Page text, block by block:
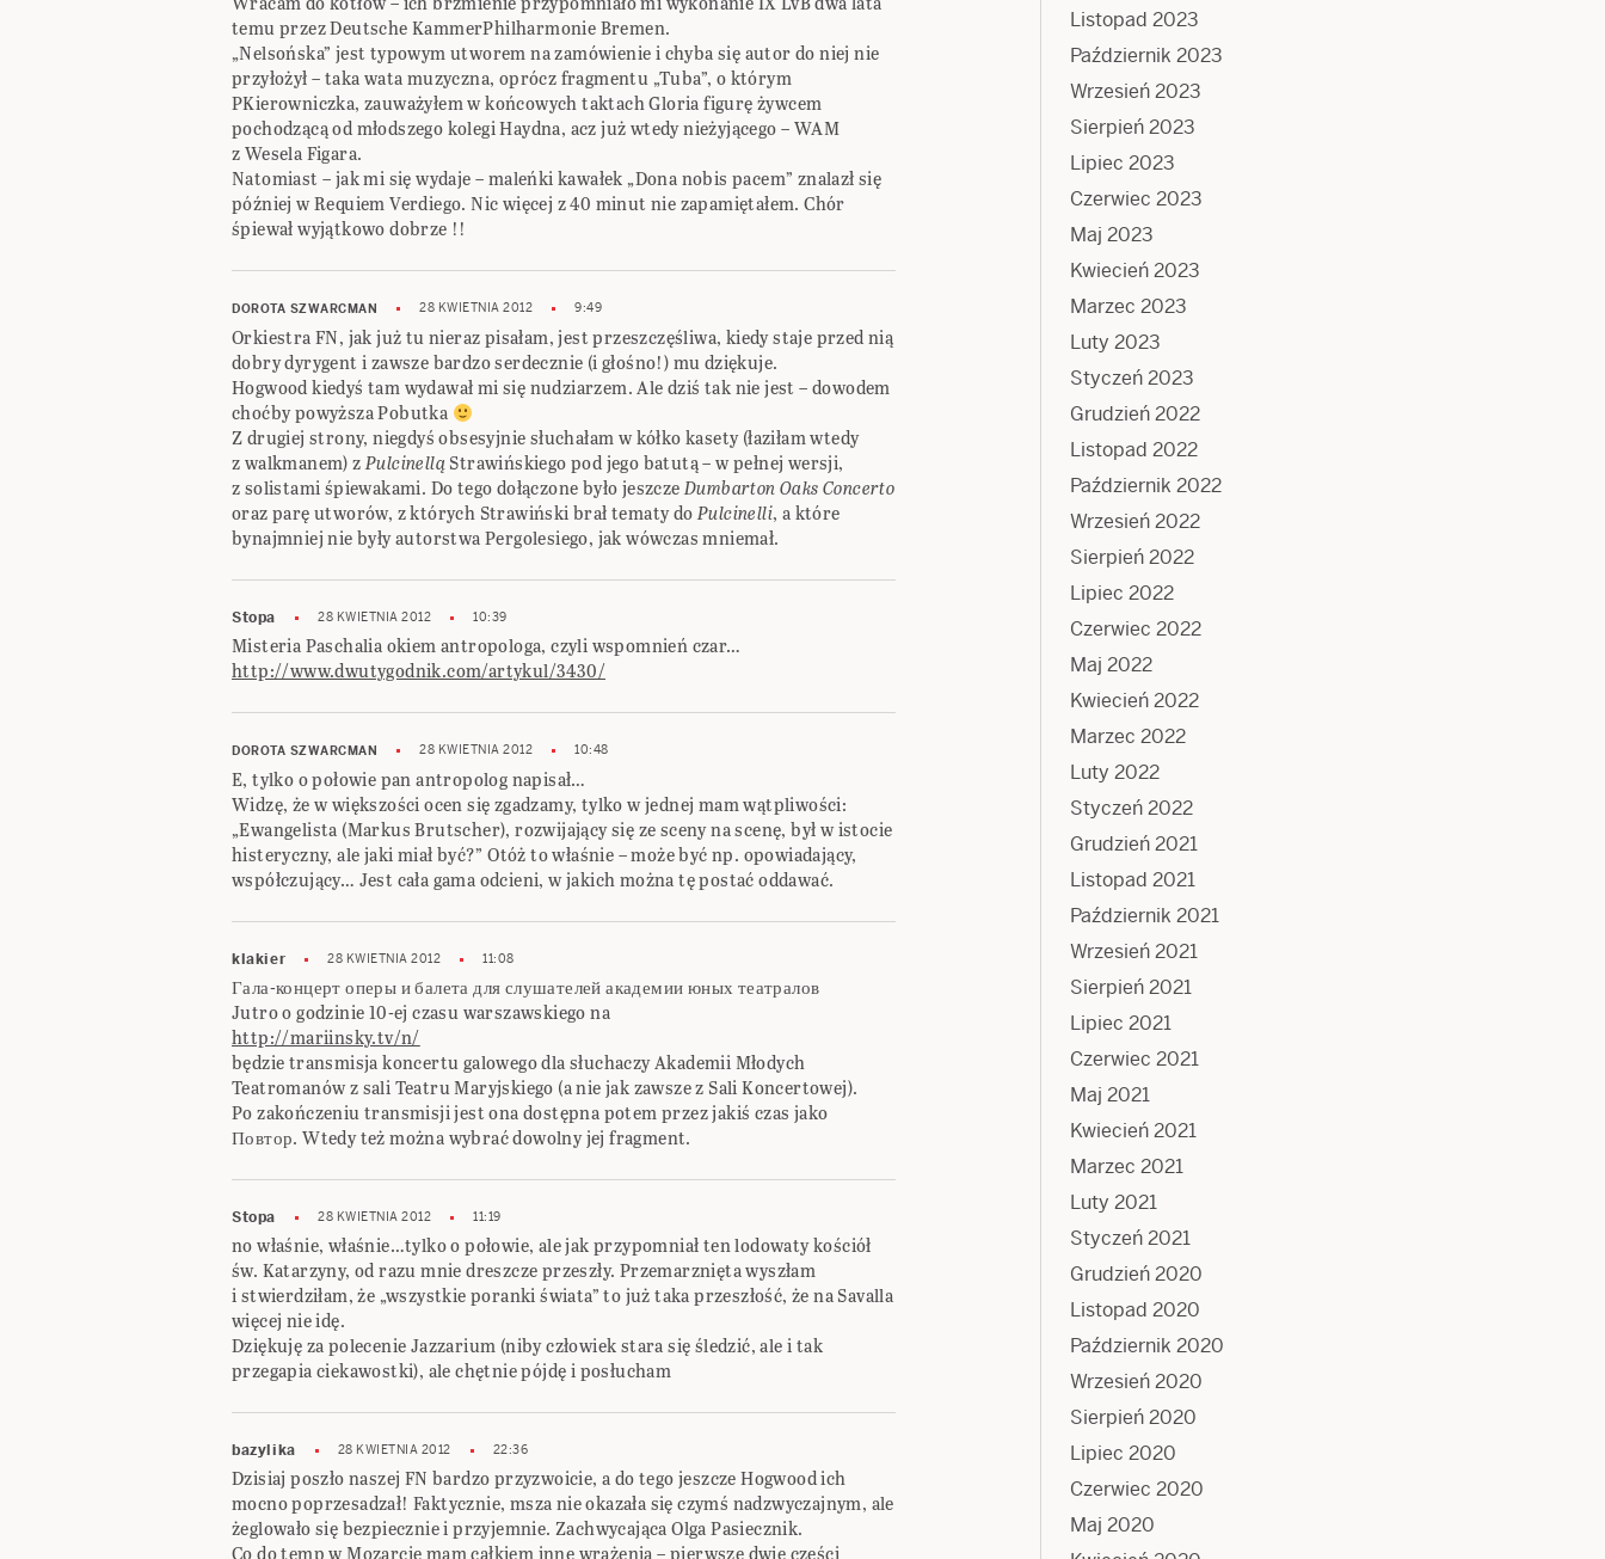
temu przez Deutsche KammerPhilharmonie Bremen.
„Nelsońska” jest typowym utworem na zamówienie i chyba się autor do niej nie
przyłożył – taka wata muzyczna, oprócz fragmentu „Tuba”, o którym
PKierowniczka, zauważyłem w końcowych taktach Gloria figurę żywcem
pochodzącą od młodszego kolegi Haydna, acz już wtedy nieżyjącego – WAM
z Wesela Figara.
Natomiast – jak mi się wydaje – maleńki kawałek „Dona nobis pacem” znalazł się
później w Requiem Verdiego. Nic więcej z 40 minut nie zapamiętałem. Chór
śpiewał wyjątkowo dobrze !!
DOROTA SZWARCMAN 28 KWIETNIA 2012 9:49
Orkiestra FN, jak już tu nieraz pisałam, jest przeszczęśliwa, kiedy staje przed nią
dobry dyrygent i zawsze bardzo serdecznie (i głośno!) mu dziękuje.
Hogwood kiedyś tam wydawał mi się nudziarzem. Ale dziś tak nie jest – dowodem
choćby powyższa Pobutka
Z drugiej strony, niegdyś obsesyjnie słuchałam w kółko kasety (łaziłam wtedy
z walkmanem) zPulcinelląStrawińskiego pod jego batutą – w pełnej wersji,
z solistami śpiewakami. Do tego dołączone było jeszczeDumbarton Oaks Concerto
oraz parę utworów, z których Strawiński brał tematy doPulcinelli, a które
bynajmniej nie były autorstwa Pergolesiego, jak wówczas mniemał.
Stopa 28 KWIETNIA 2012 10:39
Misteria Paschalia okiem antropologa, czyli wspomnień czar…
http://www.dwutygodnik.com/artykul/3430/
DOROTA SZWARCMAN 28 KWIETNIA 2012 10:48
E, tylko o połowie pan antropolog napisał…
Widzę, że w większości ocen się zgadzamy, tylko w jednej mam wątpliwości:
„Ewangelista (Markus Brutscher), rozwijający się ze sceny na scenę, był w istocie
histeryczny, ale jaki miał być?” Otóż to właśnie – może być np. opowiadający,
współczujący… Jest cała gama odcieni, w jakich można tę postać oddawać.
klakier 28 KWIETNIA 2012 11:08
Гала-концерт оперы и балета для слушателей академии юных театралов
Jutro o godzinie 10-ej czasu warszawskiego na
http://mariinsky.tv/n/
będzie transmisja koncertu galowego dla słuchaczy Akademii Młodych
Teatromanów z sali Teatru Maryjskiego (a nie jak zawsze z Sali Koncertowej).
Po zakończeniu transmisji jest ona dostępna potem przez jakiś czas jako
Повтор. Wtedy też można wybrać dowolny jej fragment.
Stopa 28 KWIETNIA 2012 11:19
no właśnie, właśnie…tylko o połowie, ale jak przypomniał ten lodowaty kościół
św. Katarzyny, od razu mnie dreszcze przeszły. Przemarznięta wyszłam
i stwierdziłam, że „wszystkie poranki świata” to już taka przeszłość, że na Savalla
więcej nie idę.
Dziękuję za polecenie Jazzarium (niby człowiek stara się śledzić, ale i tak
przegapia ciekawostki), ale chętnie pójdę i posłucham
bazylika 28 KWIETNIA 2012 22:36
Dzisiaj poszło naszej FN bardzo przyzwoicie, a do tego jeszcze Hogwood ich
mocno poprzesadzał! Faktycznie, msza nie okazała się czymś nadzwyczajnym, ale
żeglowało się bezpiecznie i przyjemnie. Zachwycająca Olga Pasiecznik.
Listopad 2023
Październik 2023
Wrzesień 2023
Sierpień 2023
Lipiec 2023
Czerwiec 2023
Maj 2023
Kwiecień 2023
Marzec 2023
Luty 2023
Styczeń 2023
Grudzień 2022
Listopad 2022
Październik 2022
Wrzesień 2022
Sierpień 2022
Lipiec 2022
Czerwiec 2022
Maj 2022
Kwiecień 2022
Marzec 2022
Luty 2022
Styczeń 2022
Grudzień 2021
Listopad 2021
Październik 2021
Wrzesień 2021
Sierpień 2021
Lipiec 2021
Czerwiec 2021
Maj 2021
Kwiecień 2021
Marzec 2021
Luty 2021
Styczeń 2021
Grudzień 2020
Listopad 2020
Październik 2020
Wrzesień 2020
Sierpień 2020
Lipiec 2020
Czerwiec 2020
Maj 2020